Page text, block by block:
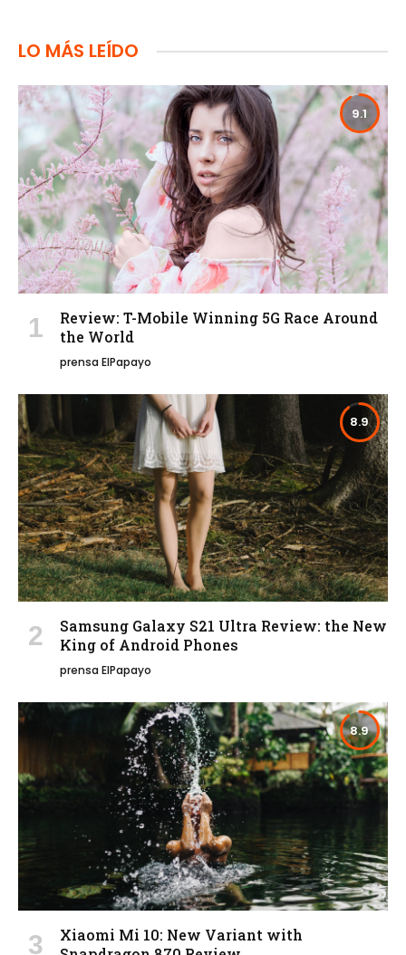
LO MÁS LEÍDO
9.1
Review: T-Mobile Winning 5G Race Around
the World
prensa ElPapayo
8.9
Samsung Galaxy S21 Ultra Review: the New
King of Android Phones
prensa ElPapayo
8.9
Xiaomi Mi 10: New Variant with